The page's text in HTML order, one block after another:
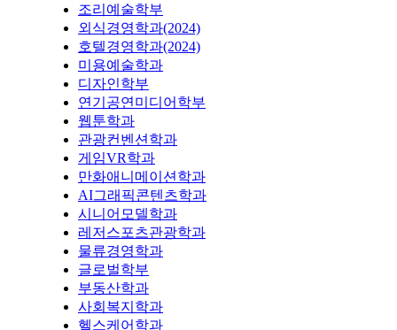
조리예술학부
외식경영학과(2024)
호텔경영학과(2024)
미용예술학과
디자인학부
연기공연미디어학부
웹툰학과
관광컨벤션학과
게임VR학과
만화애니메이션학과
AI그래픽콘텐츠학과
시니어모델학과
레저스포츠관광학과
물류경영학과
글로벌학부
부동산학과
사회복지학과
헬스케어학과